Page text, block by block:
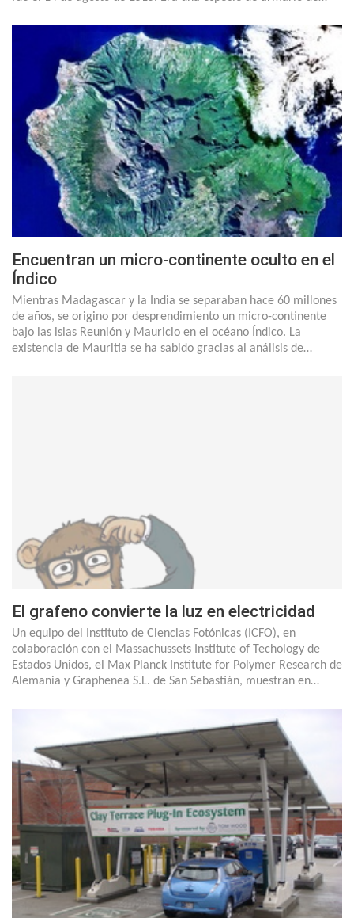
Encuentran un micro-continente oculto en el
Índico
Mientras Madagascar y la India se separaban hace 60 millones
de años, se origino por desprendimiento un micro-continente
bajo las islas Reunión y Mauricio en el océano Índico. La
existencia de Mauritia se ha sabido gracias al análisis de…
El grafeno convierte la luz en electricidad
Un equipo del Instituto de Ciencias Fotónicas (ICFO), en
colaboración con el Massachussets Institute of Techology de
Estados Unidos, el Max Planck Institute for Polymer Research de
Alemania y Graphenea S.L. de San Sebastián, muestran en…